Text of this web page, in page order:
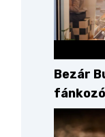
Bezár